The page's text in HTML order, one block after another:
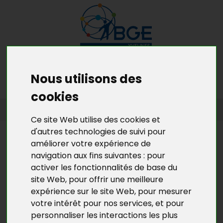
Nous utilisons des
cookies
Ce site Web utilise des cookies et
d'autres technologies de suivi pour
améliorer votre expérience de
navigation aux fins suivantes : pour
activer les fonctionnalités de base du
site Web, pour offrir une meilleure
expérience sur le site Web, pour mesurer
votre intérêt pour nos services,et pour
personnaliser les interactions les plus
MENU MON RDV GRATUIT
D’ENTREPRISES EN YVELINES
L’ACTU DE BGE YVELINES
SALON DES ENTREPRENEURS LES
04 ET 05 FÉVRIER 2015 À PARIS,
AU PALAIS DES CONGRÈS
Des conseillers BGE Yvelines seront présents à ce